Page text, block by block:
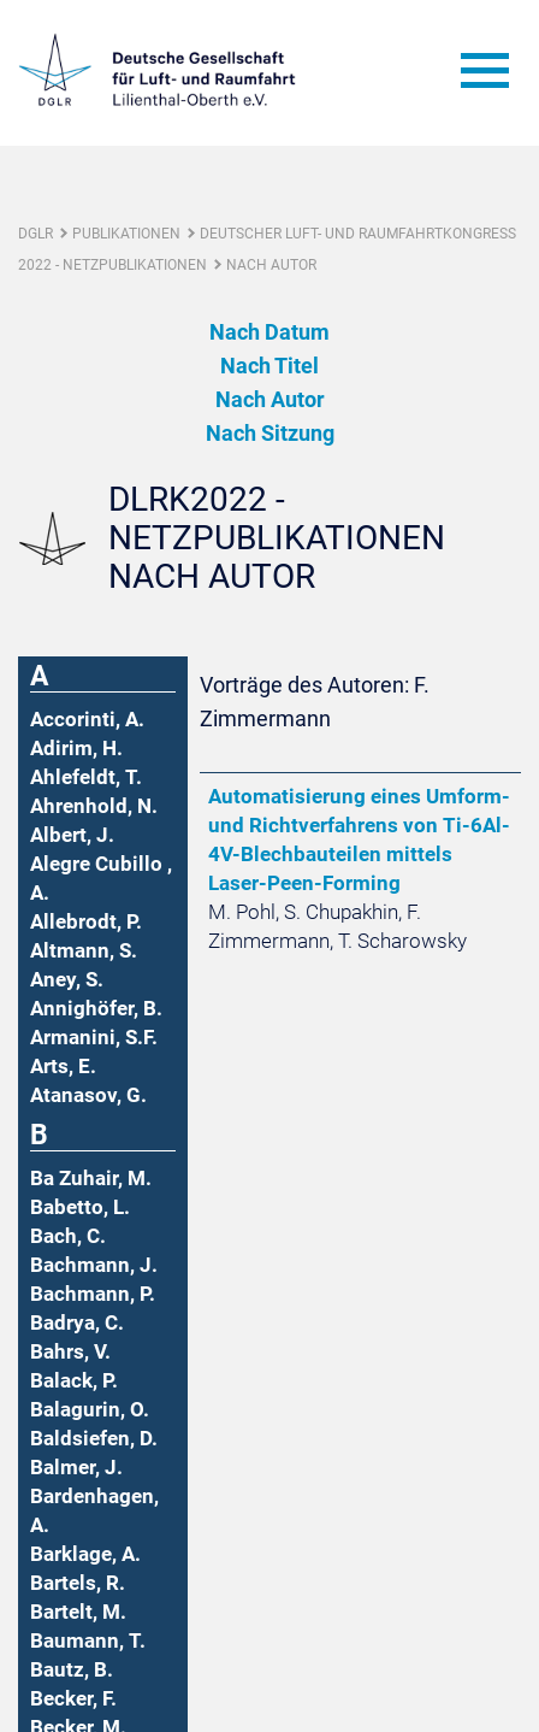
DGLR PUBLIKATIONEN
DEUTSCHER LUFT- UND RAUMFAHRTKONGRESS
2022 - NETZPUBLIKATIONEN
NACH AUTOR
Nach Datum
Nach Titel
Nach Autor
Nach Sitzung
DLRK2022 -
NETZPUBLIKATIONEN
NACH AUTOR
A
Accorinti, A.
Adirim, H.
Ahlefeldt, T.
Ahrenhold, N.
Albert, J.
Alegre Cubillo ,
A.
Allebrodt, P.
Altmann, S.
Aney, S.
Annighöfer, B.
Armanini, S.F.
Arts, E.
Atanasov, G.
B
Ba Zuhair, M.
Babetto, L.
Bach, C.
Bachmann, J.
Bachmann, P.
Badrya, C.
Bahrs, V.
Balack, P.
Balagurin, O.
Baldsiefen, D.
Balmer, J.
Bardenhagen,
A.
Barklage, A.
Bartels, R.
Bartelt, M.
Baumann, T.
Bautz, B.
Becker, F.
Becker, M.
Vorträge des Autoren: F.
Zimmermann
Automatisierung eines Umform-
und Richtverfahrens von Ti-6Al-
4V-Blechbauteilen mittels
Laser-Peen-Forming
M. Pohl, S. Chupakhin, F.
Zimmermann, T. Scharowsky